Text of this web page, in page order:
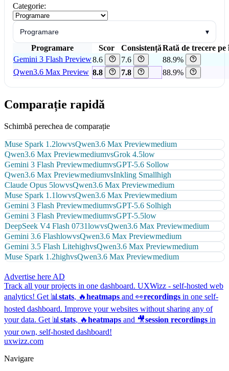
Categorie:
Programare ▾
Programare Scor ConsistențăRată de trecere pe
Gemini 3 Flash Preview8.6 7.6
88.9%
Qwen3.6 Max Preview 8.8 7.8 88.9%
Comparație rapidă
Schimbă perechea de comparație
Muse Spark 1.2lowvsQwen3.6 Max Previewmedium
Qwen3.6 Max PreviewmediumvsGrok 4.5low
Gemini 3 Flash PreviewmediumvsGPT-5.6 Sollow
Qwen3.6 Max PreviewmediumvsInkling Smallhigh
Claude Opus 5lowvsQwen3.6 Max Previewmedium
Muse Spark 1.1lowvsQwen3.6 Max Previewmedium
Gemini 3 Flash PreviewmediumvsGPT-5.6 Solhigh
Gemini 3 Flash PreviewmediumvsGPT-5.5low
DeepSeek V4 Flash 0731lowvsQwen3.6 Max Previewmedium
Gemini 3.6 FlashlowvsQwen3.6 Max Previewmedium
Gemini 3.5 Flash LitehighvsQwen3.6 Max Previewmedium
Muse Spark 1.2highvsQwen3.6 Max Previewmedium
Advertise here AD
Track all your projects in one dashboard. UXWizz - self-hosted web
analytics! Get 📊 stats, 🔥heatmaps and 👀recordings in one self-
hosted dashboard. Improve your websites without sharing any of
your data. Get 📊 stats, 🔥heatmaps and 🎥session recordings in
your own, self-hosted dashboard!
uxwizz.com
Navigare